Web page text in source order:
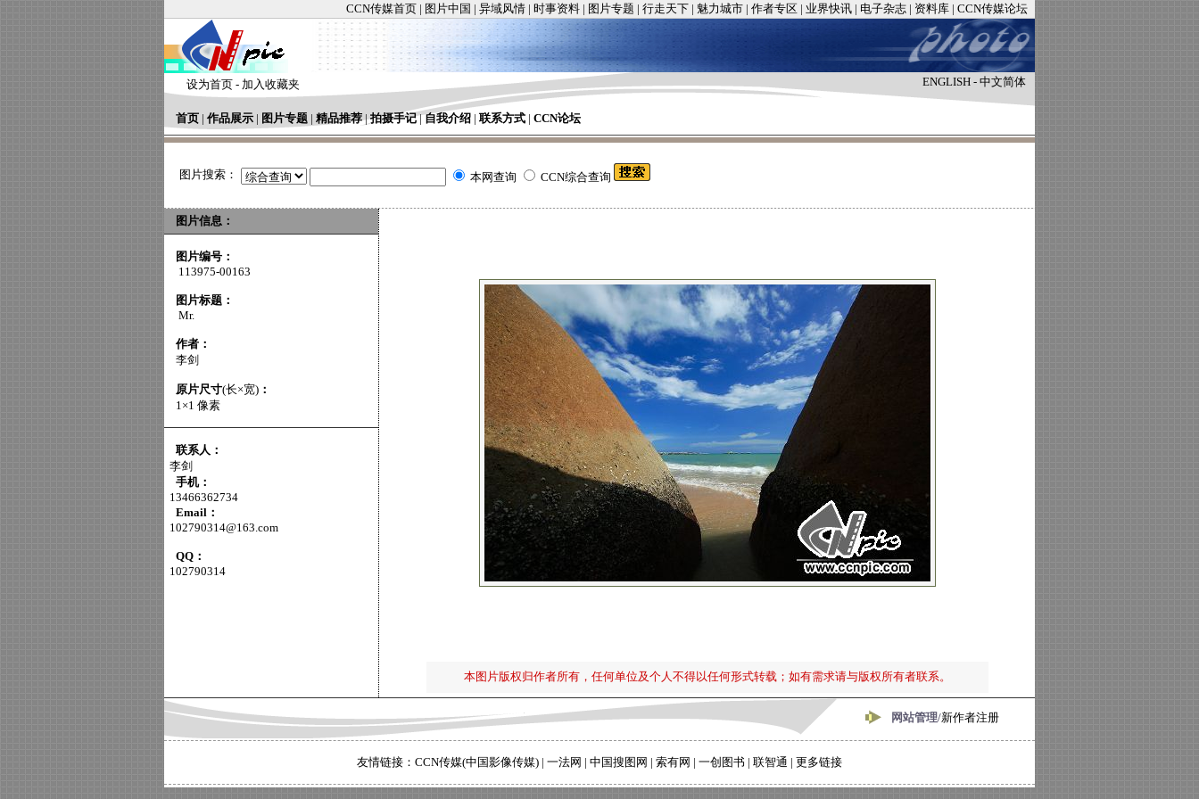
CCN传媒首页 | 图片中国 | 异域风情 | 时事资料 | 图片专题 | 行走天下 | 魅力城市 | 作者专区 | 业界快讯 | 电子杂志 | 资料库 | CCN传媒论坛
设为首页 - 加入收藏夹 ENGLISH - 中文简体
首页 | 作品展示 | 图片专题 | 精品推荐|拍摄手记|自我介绍 | 联系方式 | CCN论坛
图片搜索： 本网查询 CCN综合查询
图片信息：
图片编号：
113975-00163
图片标题：
Mr.
作者：
李剑
原片尺寸(长×宽) ：
1×1 像素
联系人：
李剑
手机：
13466362734
Email：
102790314@163.com
QQ：
102790314
本图片版权归作者所有，任何单位及个人不得以任何形式转载；如有需求请与版权所有者联系。
网站管理/新作者注册
友情链接： CCN传媒(中国影像传媒) | 一法网 | 中国搜图网 | 索有网 | 一创图书 | 联智通 | 更多链接